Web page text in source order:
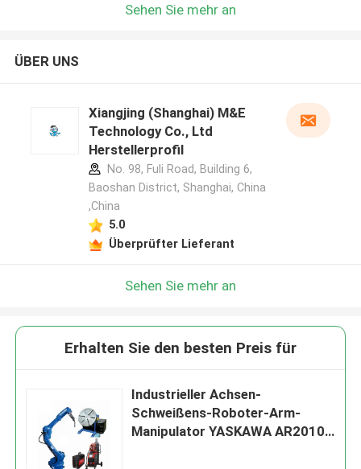
Sehen Sie mehr an
ÜBER UNS
Xiangjing (Shanghai) M&E
Technology Co., Ltd
Herstellerprofil
No. 98, Fuli Road, Building 6,
Baoshan District, Shanghai, China
,China
5.0
Überprüfter Lieferant
Sehen Sie mehr an
Erhalten Sie den besten Preis für
Industrieller Achsen-
Schweißens-Roboter-Arm-
Manipulator YASKAWA AR2010